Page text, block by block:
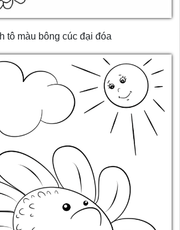
tô màu bông cúc đại đóa